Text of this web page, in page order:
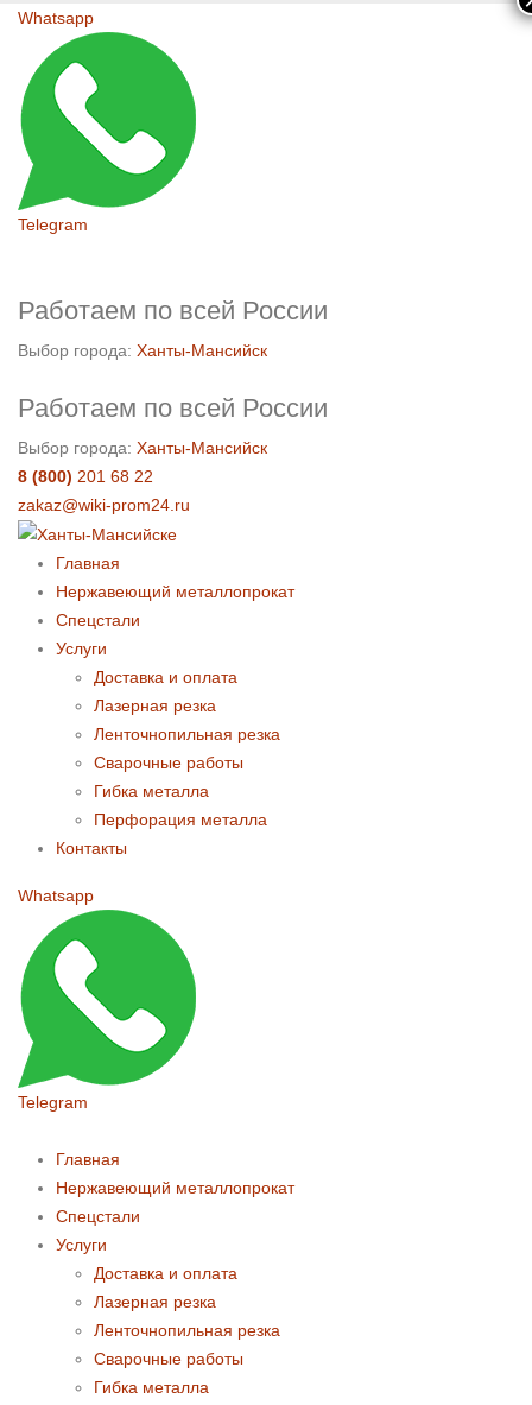
Whatsapp
Telegram
Работаем по всей России
Выбор города: Ханты-Мансийск
Работаем по всей России
Выбор города: Ханты-Мансийск
8 (800) 201 68 22
zakaz@wiki-prom24.ru
Главная
Нержавеющий металлопрокат
Спецстали
Услуги
Доставка и оплата
Лазерная резка
Ленточнопильная резка
Сварочные работы
Гибка металла
Перфорация металла
Контакты
Whatsapp
Telegram
Главная
Нержавеющий металлопрокат
Спецстали
Услуги
Доставка и оплата
Лазерная резка
Ленточнопильная резка
Сварочные работы
Гибка металла